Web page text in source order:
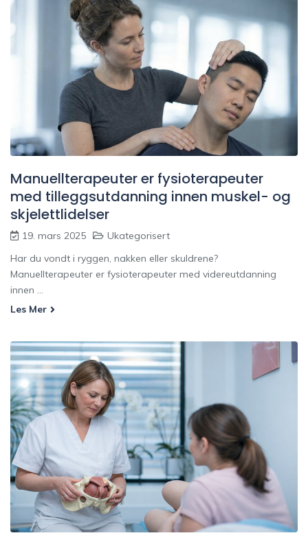
Manuellterapeuter er fysioterapeuter
med tilleggsutdanning innen muskel- og
skjelettlidelser
19. mars 2025
Ukategorisert
Har du vondt i ryggen, nakken eller skuldrene?
Manuellterapeuter er fysioterapeuter med videreutdanning
innen ...
Les Mer